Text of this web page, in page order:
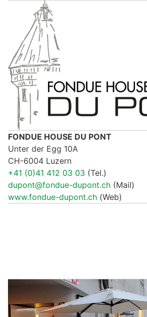
FONDUE HOUSE DU PONT
Unter der Egg 10A
CH-6004 Luzern
+41 (0)41 412 03 03 (Tel.)
dupont@fondue-dupont.ch (Mail)
www.fondue-dupont.ch (Web)